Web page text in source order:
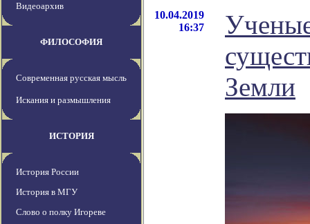
Видеоархив
ФИЛОСОФИЯ
Современная русская мысль
Искания и размышления
ИСТОРИЯ
История России
История в МГУ
Слово о полку Игореве
10.04.2019
16:37
Земли